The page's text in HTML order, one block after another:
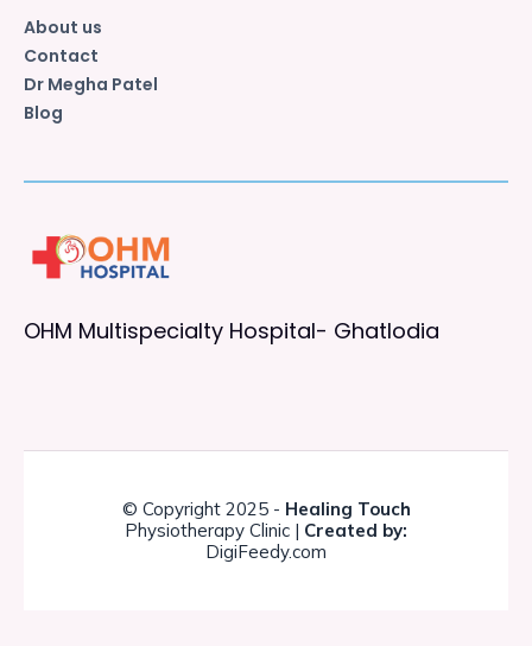
About us
Contact
Dr Megha Patel
Blog
OHM Multispecialty Hospital- Ghatlodia
© Copyright 2025 - Healing Touch
Physiotherapy Clinic | Created by:
DigiFeedy.com